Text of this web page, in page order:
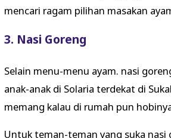
mencari ragam pilihan masakan
3. Nasi Goreng
Selain menu-menu ayam. nasi
anak-anak di Solaria terdekat di
memang kalau di rumah pun
Untuk teman-teman yang suka nasi